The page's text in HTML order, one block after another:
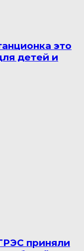
это
детей и
приняли